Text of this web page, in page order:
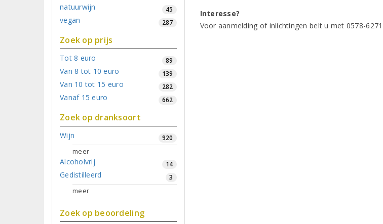
natuurwijn 45
vegan 287
Zoek op prijs
Tot 8 euro 89
Van 8 tot 10 euro 139
Van 10 tot 15 euro 282
Vanaf 15 euro 662
Zoek op dranksoort
Wijn 920
meer
Alcoholvrij 14
Gedistilleerd 3
meer
Zoek op beoordeling
Interesse?
Voor aanmelding of inlichtingen belt u met 0578-